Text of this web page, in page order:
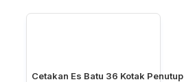
Cetakan Es Batu 36 Kotak